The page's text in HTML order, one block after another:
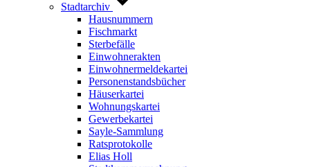
Stadtarchiv
Hausnummern
Fischmarkt
Sterbefälle
Einwohnerakten
Einwohnermeldekartei
Personenstandsbücher
Häuserkartei
Wohnungskartei
Gewerbekartei
Sayle-Sammlung
Ratsprotokolle
Elias Holl